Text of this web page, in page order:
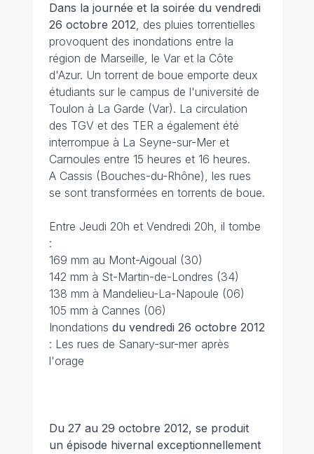
Dans la journée et la soirée du vendredi
26 octobre 2012, des pluies torrentielles
provoquent des inondations entre la
région de Marseille, le Var et la Côte
d'Azur. Un torrent de boue emporte deux
étudiants sur le campus de l'université de
Toulon à La Garde (Var). La circulation
des TGV et des TER a également été
interrompue à La Seyne-sur-Mer et
Carnoules entre 15 heures et 16 heures.
A Cassis (Bouches-du-Rhône), les rues
se sont transformées en torrents de boue.
Entre Jeudi 20h et Vendredi 20h, il tombe
:
169 mm au Mont-Aigoual (30)
142 mm à St-Martin-de-Londres (34)
138 mm à Mandelieu-La-Napoule (06)
105 mm à Cannes (06)
Inondations du vendredi 26 octobre 2012
: Les rues de Sanary-sur-mer après
l'orage
Du 27 au 29 octobre 2012, se produit
un épisode hivernal exceptionnellement